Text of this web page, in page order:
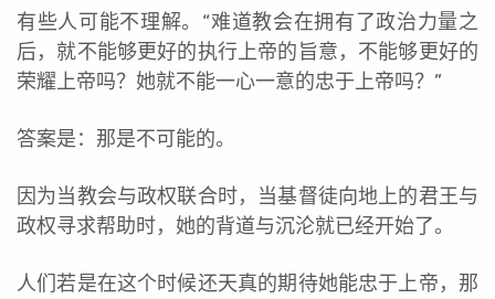
有些人可能不理解。“难道教会在拥有了政治力量之
后，就不能够更好的执行上帝的旨意，不能够更好的
荣耀上帝吗？她就不能一心一意的忠于上帝吗？”
答案是：那是不可能的。
因为当教会与政权联合时，当基督徒向地上的君王与
政权寻求帮助时，她的背道与沉沦就已经开始了。
人们若是在这个时候还天真的期待她能忠于上帝，那